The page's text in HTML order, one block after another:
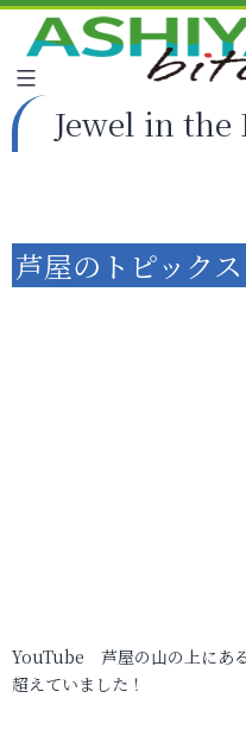
Jewel in the
芦屋のトピックス
YouTube 芦屋の山の上にあ
超えていました！